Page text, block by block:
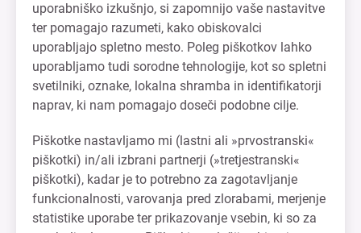
uporabniško izkušnjo, si zapomnijo vaše nastavitve
ter pomagajo razumeti, kako obiskovalci
uporabljajo spletno mesto. Poleg piškotkov lahko
uporabljamo tudi sorodne tehnologije, kot so spletni
svetilniki, oznake, lokalna shramba in identifikatorji
naprav, ki nam pomagajo doseči podobne cilje.
Piškotke nastavljamo mi (lastni ali »prvostranski«
piškotki) in/ali izbrani partnerji (»tretjestranski«
piškotki), kadar je to potrebno za zagotavljanje
funkcionalnosti, varovanja pred zlorabami, merjenje
statistike uporabe ter prikazovanje vsebin, ki so za